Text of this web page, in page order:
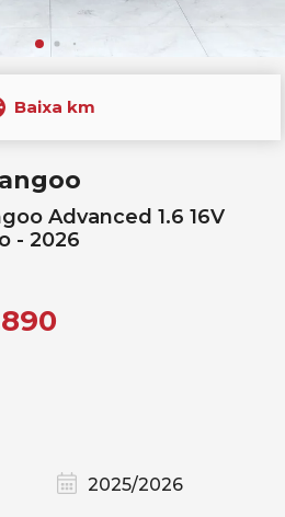
Baixa km
Advanced 1.6 16V
- 2026
2025/2026